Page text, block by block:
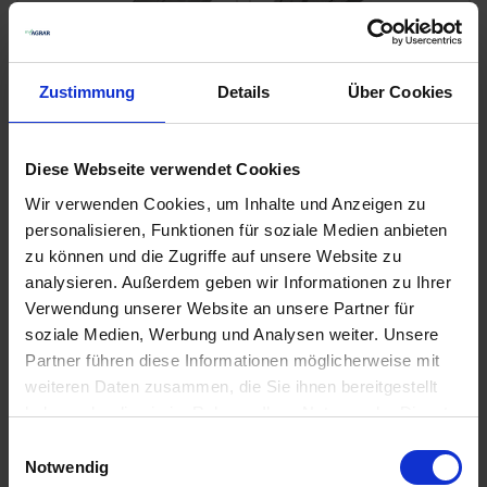
Zustimmung Details Über Cookies
Diese Webseite verwendet Cookies
Wir verwenden Cookies, um Inhalte und Anzeigen zu
personalisieren, Funktionen für soziale Medien anbieten
zu können und die Zugriffe auf unsere Website zu
analysieren. Außerdem geben wir Informationen zu Ihrer
Verwendung unserer Website an unsere Partner für
soziale Medien, Werbung und Analysen weiter. Unsere
Partner führen diese Informationen möglicherweise mit
weiteren Daten zusammen, die Sie ihnen bereitgestellt
haben oder die sie im Rahmen Ihrer Nutzung der Dienste
Notwendig
GRANIT Fällkeil
Aluminium
280x60x40 mm
zzgl. MwSt.
24,03 € / St
IN DEN
WARENKORB
GRANIT Forstkeile
Set 5x Stück aus
Kunststoff
27,72 € / St
IN DEN
WARENKORB